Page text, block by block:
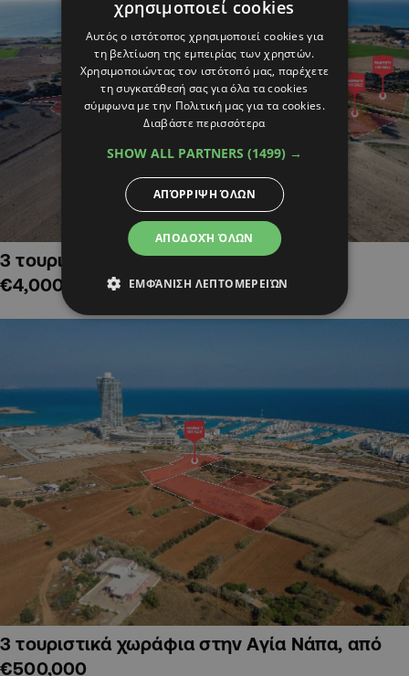
3 τουριστικά χωράφια στην Αλαμινό,
€4,000,000
3 τουριστικά χωράφια στην Αγία Νάπα, από
€500,000
χρησιμοποιεί cookies
Αυτός ο ιστότοπος χρησιμοποιεί cookies για
τη βελτίωση της εμπειρίας των χρηστών.
Χρησιμοποιώντας τον ιστότοπό μας, παρέχετε
τη συγκατάθεσή σας για όλα τα cookies
σύμφωνα με την Πολιτική μας για τα cookies.
Διαβάστε περισσότερα
SHOW ALL PARTNERS (1499) →
ΑΠΟΔΟΧΉ ΌΛΩΝ
ΑΠΌΡΡΙΨΗ ΌΛΩΝ
ΕΜΦΆΝΙΣΗ ΛΕΠΤΟΜΕΡΕΙΏΝ